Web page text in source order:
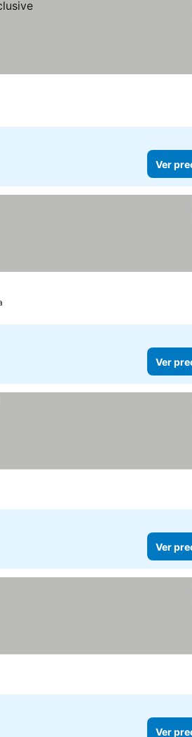
Ver
Ver
Ver
Ver